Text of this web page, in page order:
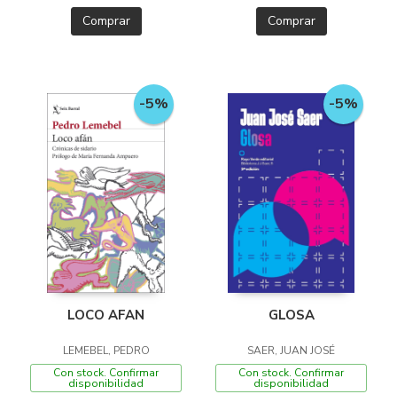
Comprar Comprar
-5%
LOCO AFAN
LEMEBEL, PEDRO
Con stock. Confirmar
disponibilidad
-5%
GLOSA
SAER, JUAN JOSÉ
Con stock. Confirmar
disponibilidad